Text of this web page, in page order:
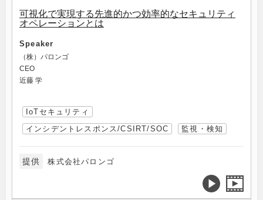
可視化で実現する先進的かつ効率的なセキュリティ
オペレーションとは
Speaker
（株）パロンゴ
CEO
近藤 学
IoTセキュリティ
インシデントレスポンス/CSIRT/SOC
監視・検知
提供 株式会社パロンゴ